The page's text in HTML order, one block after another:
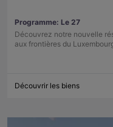
Programme: Le 27
Découvrez notre nouvelle
aux frontières du
Découvrir les biens